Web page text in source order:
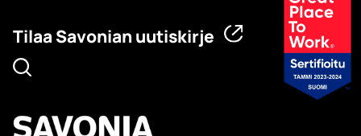
Tilaa Savonian uutiskirje